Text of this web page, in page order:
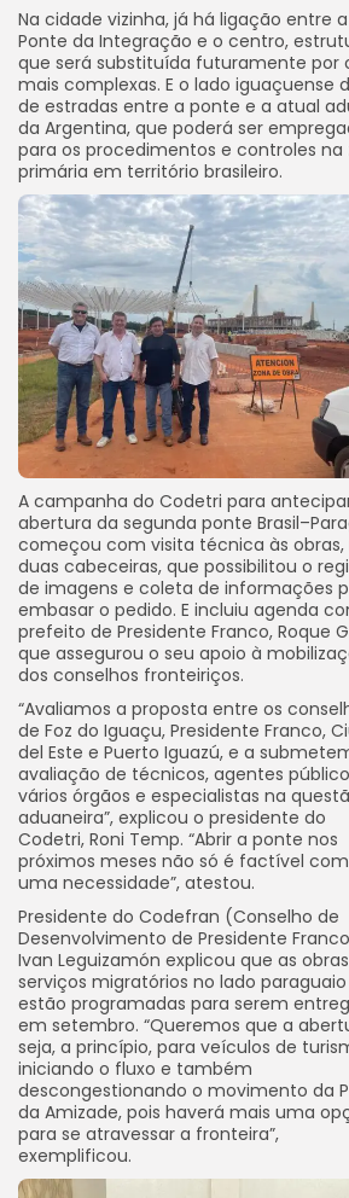
Na cidade vizinha, já há ligação entre a
Ponte da Integração e o centro,
que será substituída futuramente por
mais complexas. E o lado iguaçuense
de estradas entre a ponte e a atual
da Argentina, que poderá ser
para os procedimentos e controles na
primária em território brasileiro.
A campanha do Codetri para
abertura da segunda ponte
começou com visita técnica às obras,
duas cabeceiras, que possibilitou o
de imagens e coleta de informações
embasar o pedido. E incluiu agenda
prefeito de Presidente Franco, Roque
que assegurou o seu apoio à
dos conselhos fronteiriços.
“Avaliamos a proposta entre os
de Foz do Iguaçu, Presidente Franco,
del Este e Puerto Iguazú, e a
avaliação de técnicos, agentes
vários órgãos e especialistas na
aduaneira”, explicou o presidente do
Codetri, Roni Temp. “Abrir a ponte nos
próximos meses não só é factível
uma necessidade”, atestou.
Presidente do Codefran (Conselho de
Desenvolvimento de Presidente
Ivan Leguizamón explicou que as
serviços migratórios no lado paraguaio
estão programadas para serem
em setembro. “Queremos que a
seja, a princípio, para veículos de
iniciando o fluxo e também
descongestionando o movimento da
da Amizade, pois haverá mais uma
para se atravessar a fronteira”,
exemplificou.